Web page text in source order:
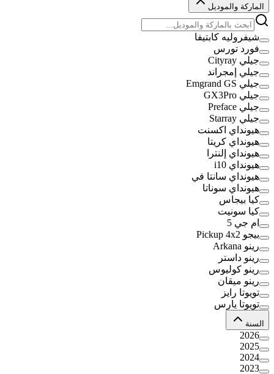
الماركة والموديل
شيفروليه كابتيفا
فورد تورس
جيلي Cityray
جيلي إمجراند
جيلي Emgrand GS
جيلي GX3Pro
جيلي Preface
جيلي Starray
هيونداي اكسنت
هيونداي كريتا
هيونداي إلنترا
هيونداي i10
هيونداي سانتا في
هيونداي سوناتا
كيا بيجاس
كيا سونيت
ام جي 5
بيجو Pickup 4x2
رينو Arkana
رينو داستر
رينو كوليوس
رينو ميقان
تويوتا رايز
تويوتا يارس
السنة
2026
2025
2024
2023